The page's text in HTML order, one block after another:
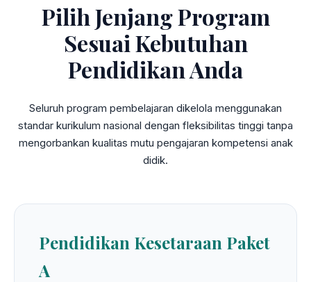
Pilih Jenjang Program
Sesuai Kebutuhan
Pendidikan Anda
Seluruh program pembelajaran dikelola menggunakan
standar kurikulum nasional dengan fleksibilitas tinggi tanpa
mengorbankan kualitas mutu pengajaran kompetensi anak
didik.
Pendidikan Kesetaraan Paket
A